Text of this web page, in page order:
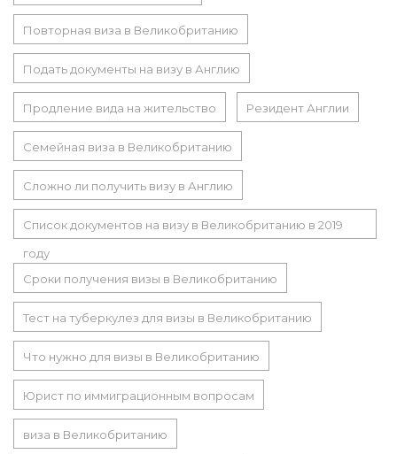
Повторная виза в Великобританию
Подать документы на визу в Англию
Продление вида на жительство Резидент Англии
Семейная виза в Великобританию
Сложно ли получить визу в Англию
Список документов на визу в Великобританию в 2019
году
Сроки получения визы в Великобританию
Тест на туберкулез для визы в Великобританию
Что нужно для визы в Великобританию
Юрист по иммиграционным вопросам
виза в Великобританию